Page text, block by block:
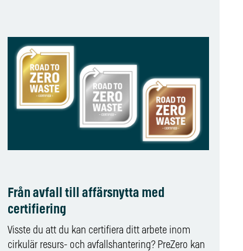
Från avfall till affärsnytta med
certifiering
Visste du att du kan certifiera ditt arbete inom
cirkulär resurs- och avfallshantering? PreZero kan